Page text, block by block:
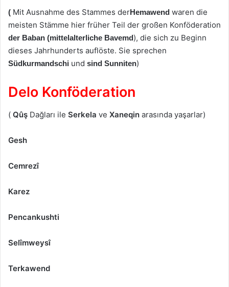
( Mit Ausnahme des Stammes derHemawend waren die
meisten Stämme hier früher Teil der großen Konföderation
der Baban (mittelalterliche Bavemd), die sich zu Beginn
dieses Jahrhunderts auflöste. Sie sprechen
Südkurmandschi und sind Sunniten)
Delo Konföderation
( Qûş Dağları ile Serkela ve Xaneqin arasında yaşarlar)
Gesh
Cemrezî
Karez
Pencankushti
Selîmweysî
Terkawend